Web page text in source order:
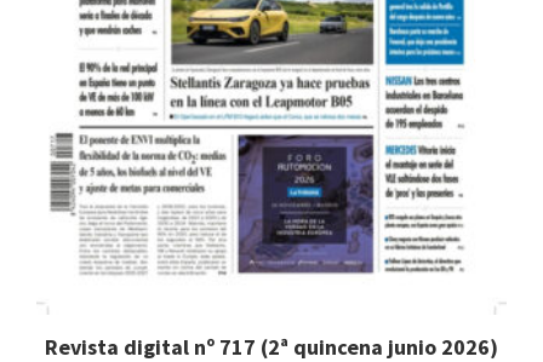
Revista digital nº 717 (2ª quincena junio 2026)